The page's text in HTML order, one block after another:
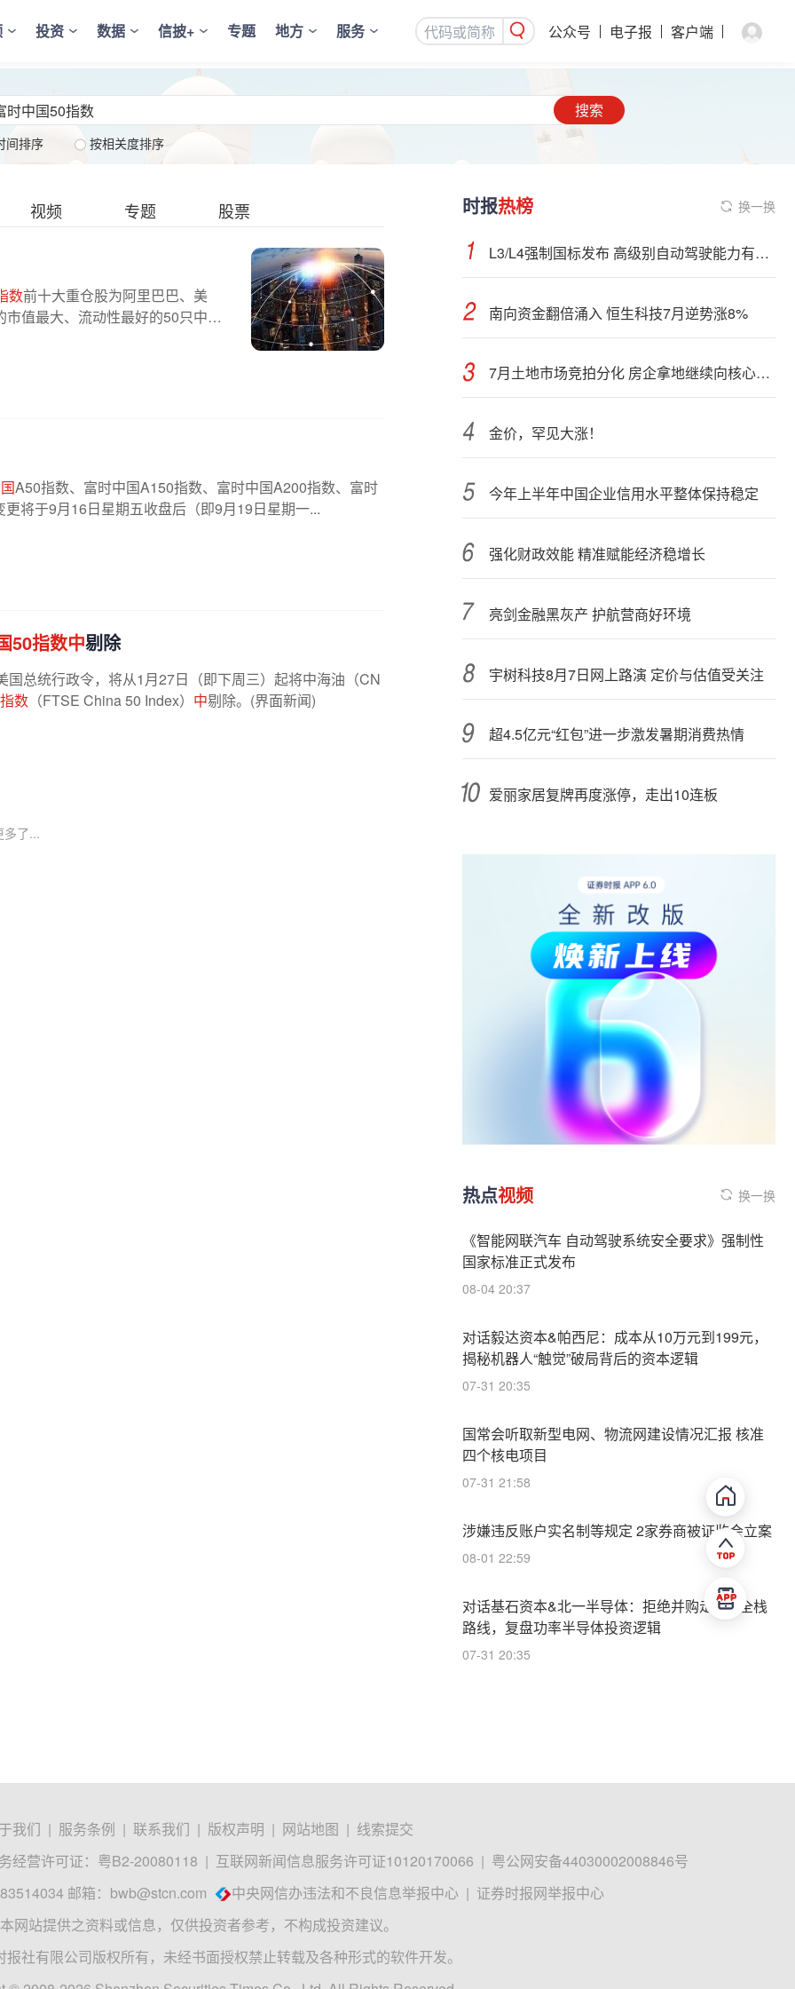
投资 数据 信披+ 专题 地方 服务 公众号 电子报 客户端
搜索
间排序 按相关度排序
视频 专题 股票
数前十大重仓股为阿里巴巴、美
值最大、流动性最好的50只中国
A50指数、富时中国A150指数、富时中国A200指数、富时
将于9月16日星期五收盘后（即9月19日星期一...
50指数中剔除
总统行政令，将从1月27日（即下周三）起将中海油（CN
数 （FTSE China 50 Index） 中剔除。(界面新闻)
多了...
时报热榜 换一换
L3/L4强制国标发布 高级别自动驾驶能力有望看齐“老司机”
南向资金翻倍涌入 恒生科技7月逆势涨8%
7月土地市场竞拍分化 房企拿地继续向核心城市聚集
金价，罕见大涨！
今年上半年中国企业信用水平整体保持稳定
强化财政效能 精准赋能经济稳增长
亮剑金融黑灰产 护航营商好环境
宇树科技8月7日网上路演 定价与估值受关注
超4.5亿元“红包”进一步激发暑期消费热情
爱丽家居复牌再度涨停，走出10连板
热点视频 换一换
《智能网联汽车 自动驾驶系统安全要求》强制性
国家标准正式发布
08-04 20:37
对话毅达资本&帕西尼：成本从10万元到199元，
揭秘机器人“触觉”破局背后的资本逻辑
07-31 20:35
国常会听取新型电网、物流网建设情况汇报 核准
四个核电项目
07-31 21:58
涉嫌违反账户实名制等规定 2家券商被证监会立案
08-01 22:59
对话基石资本&北一半导体：拒绝并购走IDM全栈
路线，复盘功率半导体投资逻辑
07-31 20:35
我们 | 服务条例 | 联系我们 | 版权声明 | 网站地图 | 线索提交
经营许可证：粤B2-20080118 | 互联网新闻信息服务许可证10120170066 | 粤公网安备44030002008846号
邮箱： bwb@stcn.com 中央网信办违法和不良信息举报中心 | 证券时报网举报中心
本网站提供之资料或信息，仅供投资者参考，不构成投资建议。
报社有限公司版权所有，未经书面授权禁止转载及各种形式的软件开发。